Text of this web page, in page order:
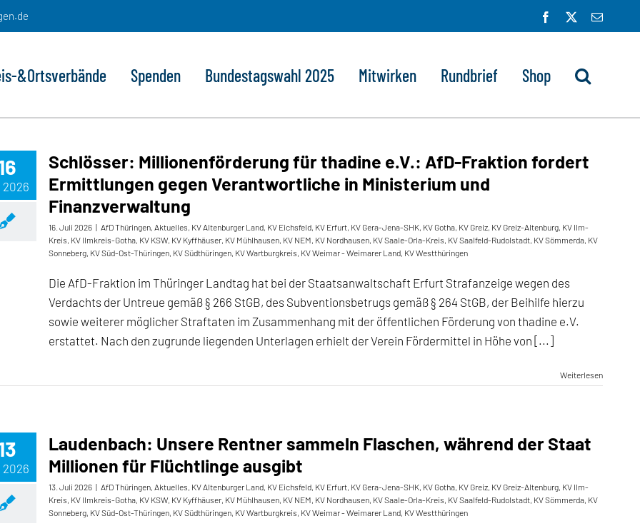
Facebook
E-
&Ortsverbände Spenden Bundestagswahl 2025 Mitwirken Rundbrief Shop
2026
Schlösser: Millionenförderung für thadine e.V.: AfD-Fraktion fordert
Ermittlungen gegen Verantwortliche in Ministerium und
Finanzverwaltung
16. Juli 2026 | AfD Thüringen, Aktuelles, KV Altenburger Land, KV Eichsfeld, KV Erfurt, KV Gera-Jena-SHK, KV Gotha, KV Greiz, KV Greiz-Altenburg, KV Ilm-
Kreis, KV Ilmkreis-Gotha, KV KSW, KV Kyffhäuser, KV Mühlhausen, KV NEM, KV Nordhausen, KV Saale-Orla-Kreis, KV Saalfeld-Rudolstadt, KV Sömmerda, KV
Sonneberg, KV Süd-Ost-Thüringen, KV Südthüringen, KV Wartburgkreis, KV Weimar - Weimarer Land, KV Westthüringen
Die AfD-Fraktion im Thüringer Landtag hat bei der Staatsanwaltschaft Erfurt Strafanzeige wegen des
Verdachts der Untreue gemäß § 266 StGB, des Subventionsbetrugs gemäß § 264 StGB, der Beihilfe hierzu
sowie weiterer möglicher Straftaten im Zusammenhang mit der öffentlichen Förderung von thadine e.V.
erstattet. Nach den zugrunde liegenden Unterlagen erhielt der Verein Fördermittel in Höhe von [...]
Weiterlesen
2026
Laudenbach: Unsere Rentner sammeln Flaschen, während der Staat
Millionen für Flüchtlinge ausgibt
13. Juli 2026 | AfD Thüringen, Aktuelles, KV Altenburger Land, KV Eichsfeld, KV Erfurt, KV Gera-Jena-SHK, KV Gotha, KV Greiz, KV Greiz-Altenburg, KV Ilm-
Kreis, KV Ilmkreis-Gotha, KV KSW, KV Kyffhäuser, KV Mühlhausen, KV NEM, KV Nordhausen, KV Saale-Orla-Kreis, KV Saalfeld-Rudolstadt, KV Sömmerda, KV
Sonneberg, KV Süd-Ost-Thüringen, KV Südthüringen, KV Wartburgkreis, KV Weimar - Weimarer Land, KV Westthüringen